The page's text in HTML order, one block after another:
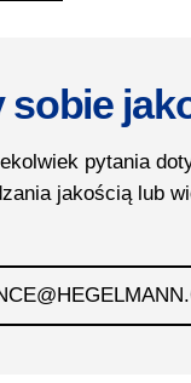
sobie
pytania
jakością lub